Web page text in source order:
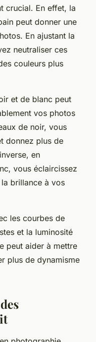
crucial. En effet, la
peut donner une
En ajustant la
neutraliser ces
couleurs plus
et de blanc peut
vos photos
de noir, vous
donnez plus de
en
vous éclaircissez
brillance à vos
les courbes de
et la luminosité
peut aider à mettre
plus de dynamisme